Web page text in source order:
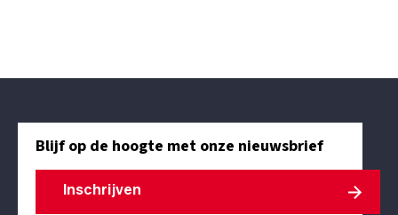
Blijf op de hoogte met onze nieuwsbrief
Inschrijven